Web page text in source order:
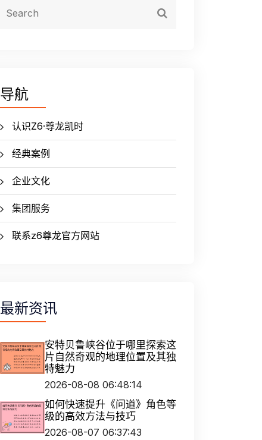
导航
认识Z6·尊龙凯时
经典案例
企业文化
集团服务
联系z6尊龙官方网站
最新资讯
安特贝鲁峡谷位于哪里探索这
片自然奇观的地理位置及其独
特魅力
2026-08-08 06:48:14
如何快速提升《问道》角色等
级的高效方法与技巧
2026-08-07 06:37:43